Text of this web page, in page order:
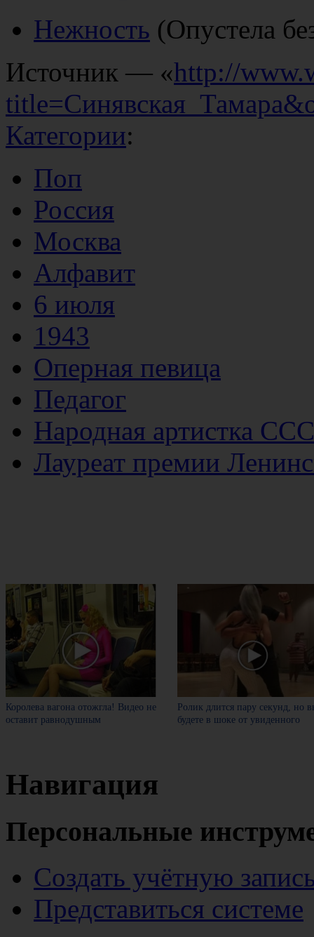
Нежность (Опустела
Источник — «http://
Категории:
Поп
Россия
Москва
Алфавит
6 июля
1943
Оперная певица
Педагог
Народная артистка
Лауреат премии
Королева вагона отожгла! Видео не
оставит равнодушным
Ролик длится пару секунд, но
будете в шоке от увиденного
Навигация
Персональные
Создать учётную
Представиться системе